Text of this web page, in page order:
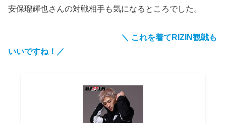
安保瑠輝也さんの対戦相手も気になるところでした。
＼ これを着てRIZIN観戦も
いいですね！／